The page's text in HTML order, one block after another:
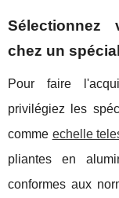
Sélectionnez
chez un
Pour faire
privilégiez les
comme echelle
pliantes en
conformes aux